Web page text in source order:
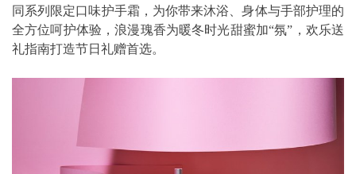
同系列限定口味护手霜，为你带来沐浴、身体与手部护理的
全方位呵护体验，浪漫瑰香为暖冬时光甜蜜加“氛”，欢乐送
礼指南打造节日礼赠首选。